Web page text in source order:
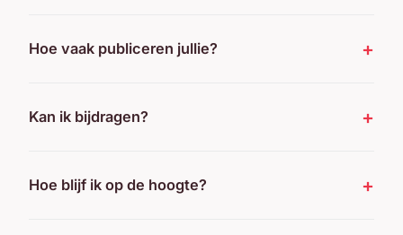
Hoe vaak publiceren jullie?
Kan ik bijdragen?
Hoe blijf ik op de hoogte?